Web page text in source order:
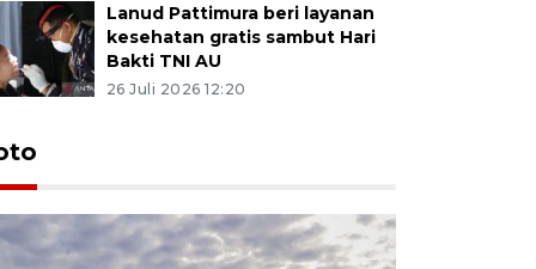
Lanud Pattimura beri layanan
kesehatan gratis sambut Hari
Bakti TNI AU
26 Juli 2026 12:20